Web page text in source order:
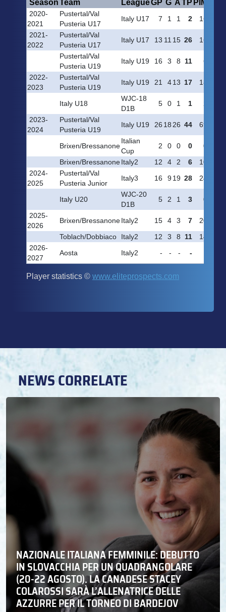
NEWS CORRELATE
NAZIONALE ITALIANA FEMMINILE: DEBUTTO
IN SLOVACCHIA PER UN QUADRANGOLARE
(20-22 AGOSTO). LA CANADESE STACEY
COLAROSSI SARÀ L’ALLENATRICE DELLE
AZZURRE PER IL TORNEO DI BARDEJOV